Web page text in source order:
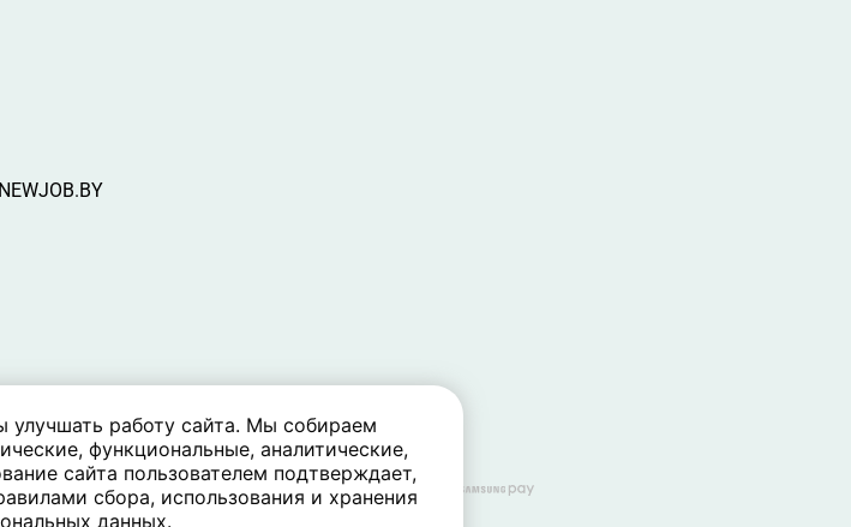
работу сайта. Мы собираем
функциональные, аналитические,
сайта пользователем подтверждает,
сбора, использования и хранения
данных.